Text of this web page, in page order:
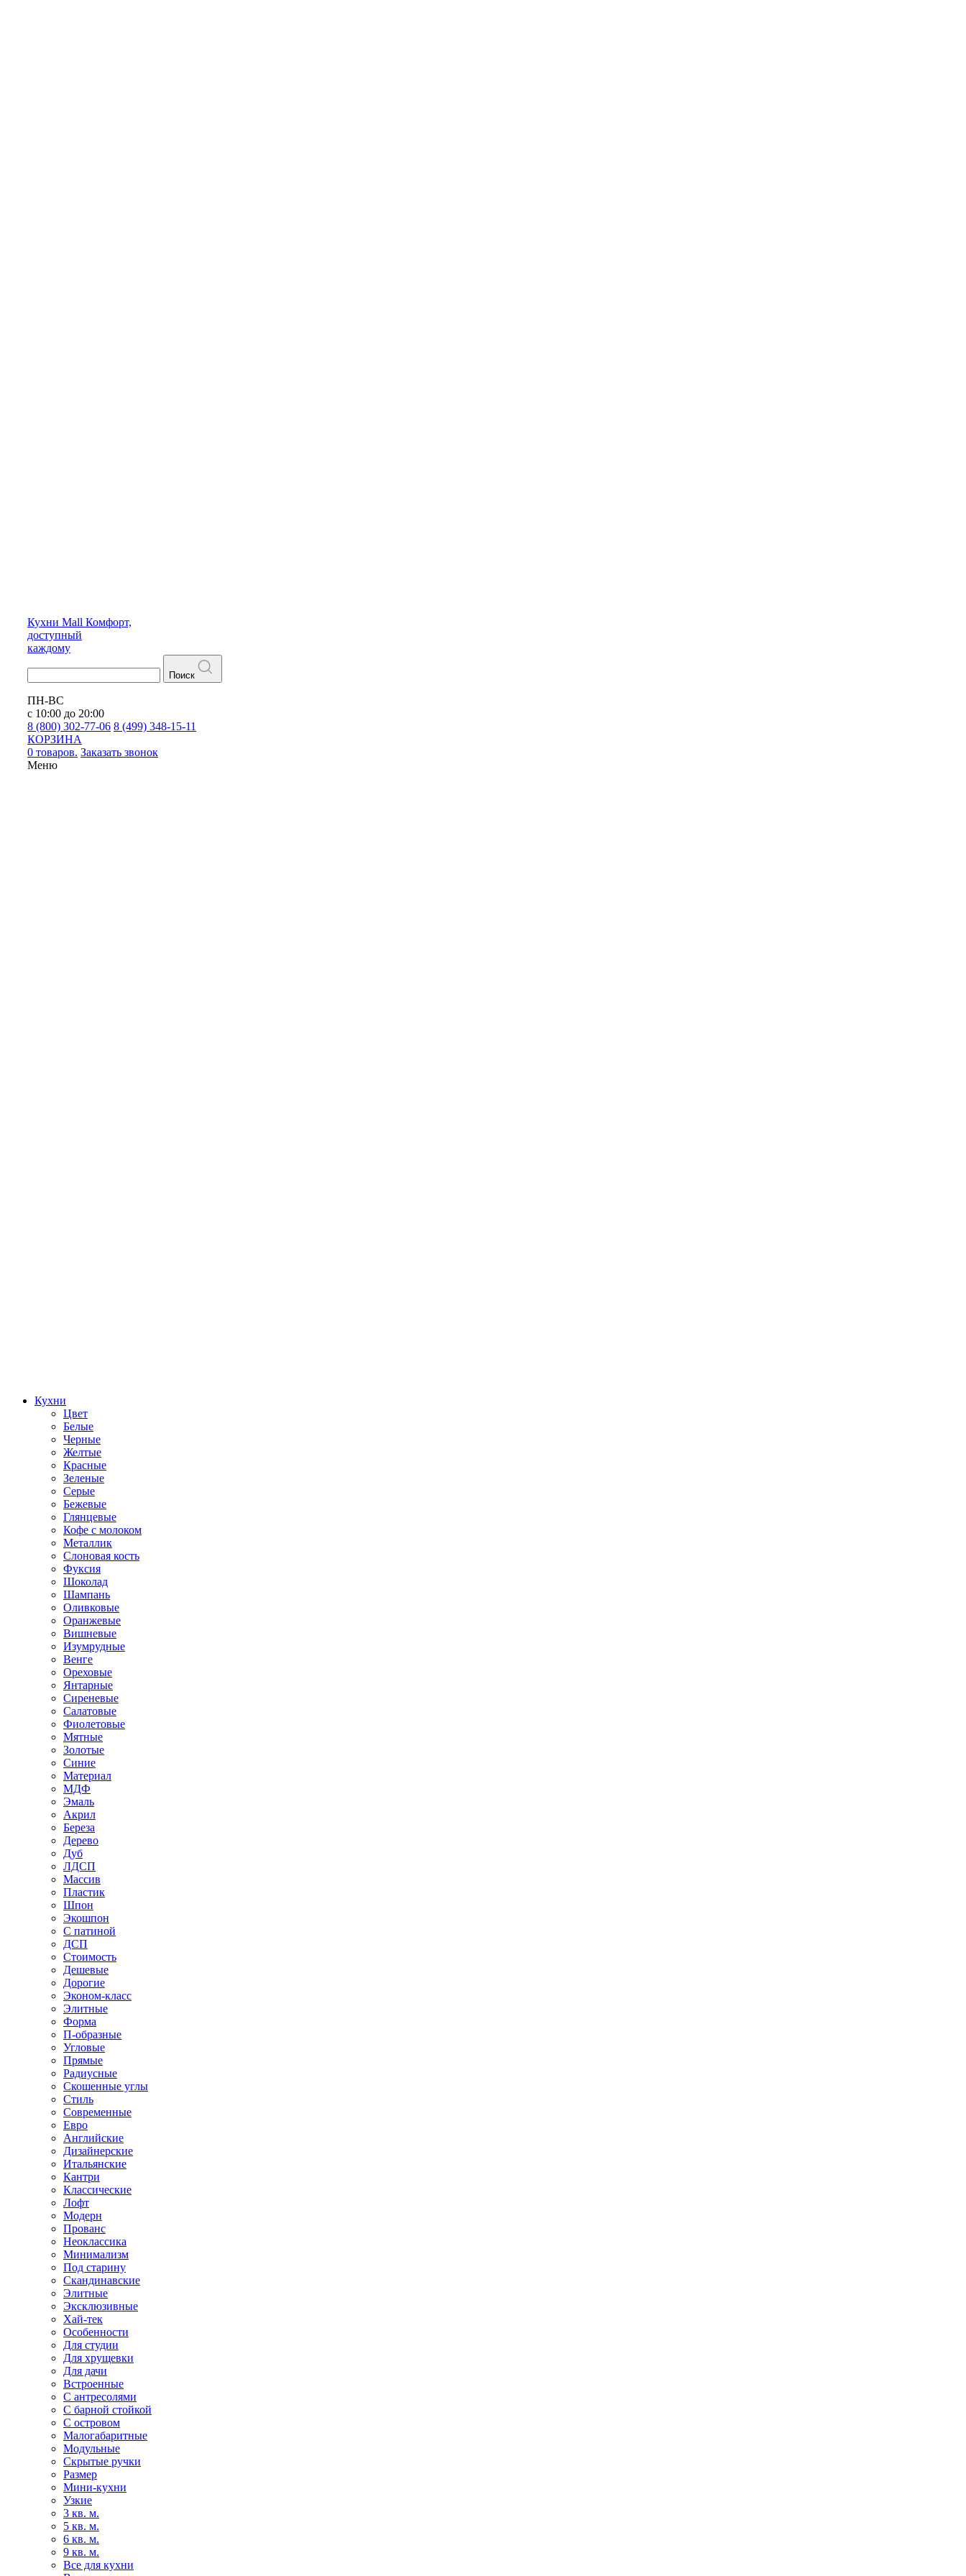
Кухни Mall Комфорт,
доступный
каждому
Поиск
ПН-ВС
с 10:00 до 20:00
8 (800) 302-77-06 8 (499) 348-15-11
КОРЗИНА
0 товаров. Заказать звонок
Меню
Кухни
Цвет
Белые
Черные
Желтые
Красные
Зеленые
Серые
Бежевые
Глянцевые
Кофе с молоком
Металлик
Слоновая кость
Фуксия
Шоколад
Шампань
Оливковые
Оранжевые
Вишневые
Изумрудные
Венге
Ореховые
Янтарные
Сиреневые
Салатовые
Фиолетовые
Мятные
Золотые
Синие
Материал
МДФ
Эмаль
Акрил
Береза
Дерево
Дуб
ЛДСП
Массив
Пластик
Шпон
Экошпон
С патиной
ДСП
Стоимость
Дешевые
Дорогие
Эконом-класс
Элитные
Форма
П-образные
Угловые
Прямые
Радиусные
Скошенные углы
Стиль
Современные
Евро
Английские
Дизайнерские
Итальянские
Кантри
Классические
Лофт
Модерн
Прованс
Неоклассика
Минимализм
Под старину
Скандинавские
Элитные
Эксклюзивные
Хай-тек
Особенности
Для студии
Для хрущевки
Для дачи
Встроенные
С антресолями
С барной стойкой
С островом
Малогабаритные
Модульные
Скрытые ручки
Размер
Мини-кухни
Узкие
3 кв. м.
5 кв. м.
6 кв. м.
9 кв. м.
Все для кухни